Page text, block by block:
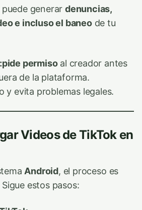
puede generardenuncias,
e incluso el baneode tu
pide permisoal creador antes
de la plataforma.
y evita problemas legales.
Videos de TikTok en
Android, el proceso es
estos pasos: